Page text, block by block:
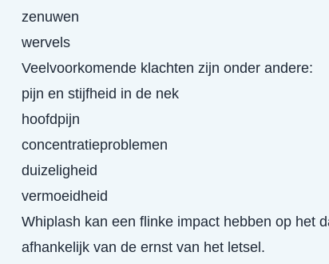
zenuwen
wervels
Veelvoorkomende klachten zijn onder andere:
pijn en stijfheid in de nek
hoofdpijn
concentratieproblemen
duizeligheid
vermoeidheid
Whiplash kan een flinke impact hebben op het
afhankelijk van de ernst van het letsel.